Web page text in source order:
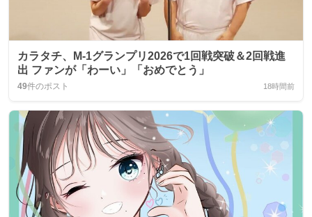
カラタチ、M-1グランプリ2026で1回戦突破＆2回戦進
出 ファンが「わーい」「おめでとう」
49件のポスト 18時間前